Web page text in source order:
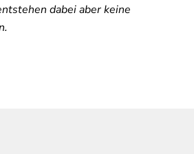
dabei aber keine